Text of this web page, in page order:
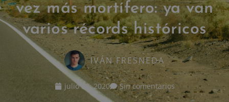
vez más mortífero: ya van
varios récords históricos
IVÁN FRESNEDA
julio 30, 2020 Sin comentarios